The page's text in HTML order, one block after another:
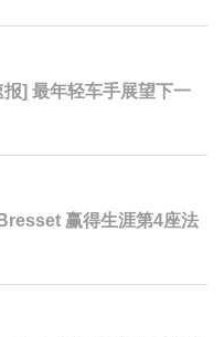
] 最年轻车手展望下一
赢得生涯第4座法